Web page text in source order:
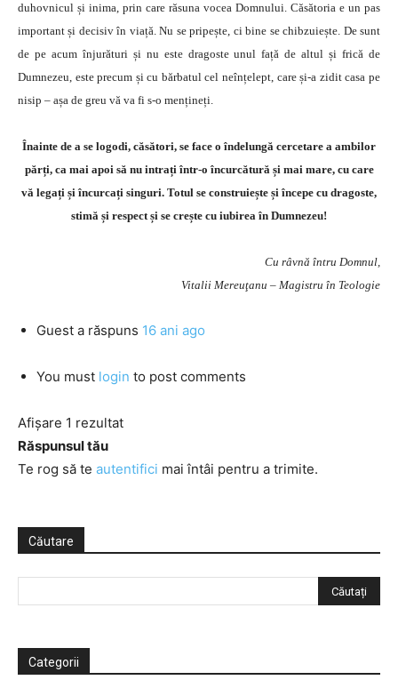
duhovnicul și inima, prin care răsuna vocea Domnului. Căsătoria e un pas
important și decisiv în viață. Nu se pripește, ci bine se chibzuiește. De sunt
de pe acum înjurături și nu este dragoste unul față de altul și frică de
Dumnezeu, este precum și cu bărbatul cel neînțelept, care și-a zidit casa pe
nisip – așa de greu vă va fi s-o mențineți.
Înainte de a se logodi, căsători, se face o îndelungă cercetare a ambilor
părți, ca mai apoi să nu intrați într-o încurcătură și mai mare, cu care
vă legați și încurcați singuri. Totul se construiește și începe cu dragoste,
stimă și respect și se crește cu iubirea în Dumnezeu!
Cu râvnă întru Domnul,
Vitalii Mereuţanu – Magistru în Teologie
Guest a răspuns 16 ani ago
You must login to post comments
Afișare 1 rezultat
Răspunsul tău
Te rog să te autentifici mai întâi pentru a trimite.
Căutare
Categorii